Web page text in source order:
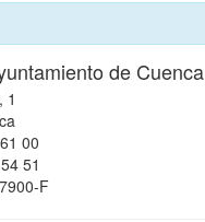
de Cuenca
1
00
51
F